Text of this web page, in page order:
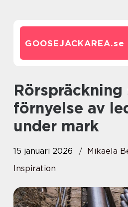
GOOSEJACKAREA.se
Rörspräckning schaktfri
förnyelse av
under mark
15 januari 2026
Mikaela
Inspiration